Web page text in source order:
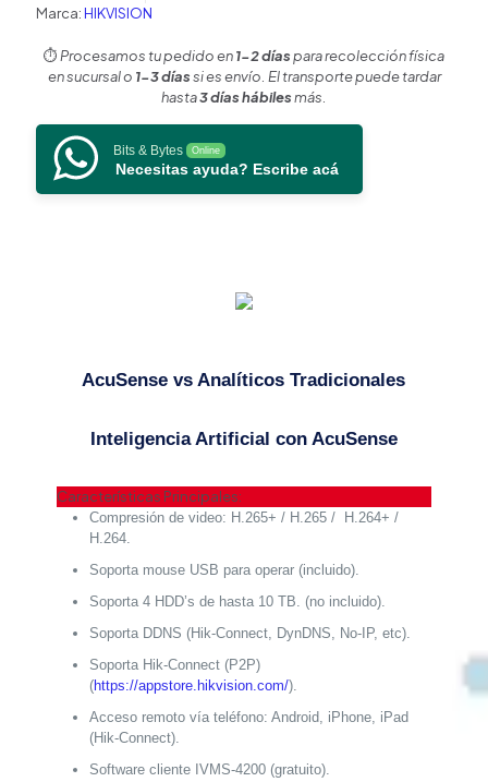
AcuSense
Falsas
Alarmas)
Facial
Bahías
Alarmas
Marca:HIKVISION
⏱️Procesamos tu pedido en1-2 díaspara recolección física
en sucursal o 1-3 díassi es envío. El transporte puede tardar
hasta3 días hábilesmás.
Bits & Bytes Online
Necesitas ayuda? Escribe acá
AcuSense vs Analíticos Tradicionales
Inteligencia Artificial con AcuSense
Características Principales:
Compresión de video: H.265+ / H.265 / H.264+ /
H.264.
Soporta mouse USB para operar (incluido).
Soporta 4 HDD’s de hasta 10 TB. (no incluido).
Soporta DDNS (Hik-Connect, DynDNS, No-IP, etc).
Soporta Hik-Connect (P2P)
(https://appstore.hikvision.com/).
Acceso remoto vía teléfono: Android, iPhone, iPad
(Hik-Connect).
Software cliente IVMS-4200 (gratuito).